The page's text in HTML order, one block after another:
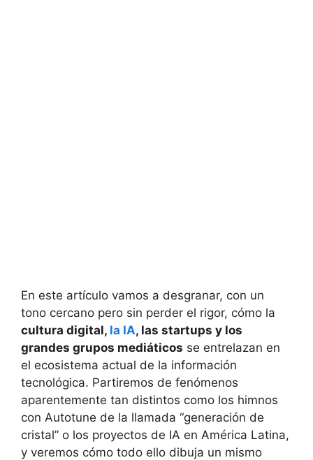
En este artículo vamos a desgranar, con un
tono cercano pero sin perder el rigor, cómo la
cultura digital, la IA, las startups y los
grandes grupos mediáticos se entrelazan en
el ecosistema actual de la información
tecnológica. Partiremos de fenómenos
aparentemente tan distintos como los himnos
con Autotune de la llamada “generación de
cristal” o los proyectos de IA en América Latina,
y veremos cómo todo ello dibuja un mismo